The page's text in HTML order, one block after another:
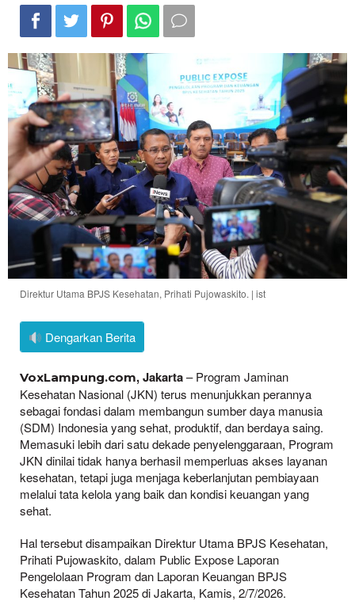
Direktur Utama BPJS Kesehatan, Prihati Pujowaskito. | ist
Dengarkan Berita
VoxLampung.com, Jakarta– Program Jaminan
Kesehatan Nasional (JKN) terus menunjukkan perannya
sebagai fondasi dalam membangun sumber daya manusia
(SDM) Indonesia yang sehat, produktif, dan berdaya saing.
Memasuki lebih dari satu dekade penyelenggaraan, Program
JKN dinilai tidak hanya berhasil memperluas akses layanan
kesehatan, tetapi juga menjaga keberlanjutan pembiayaan
melalui tata kelola yang baik dan kondisi keuangan yang
sehat.
Hal tersebut disampaikan Direktur Utama BPJS Kesehatan,
Prihati Pujowaskito, dalam Public Expose Laporan
Pengelolaan Program dan Laporan Keuangan BPJS
Kesehatan Tahun 2025 di Jakarta, Kamis, 2/7/2026.